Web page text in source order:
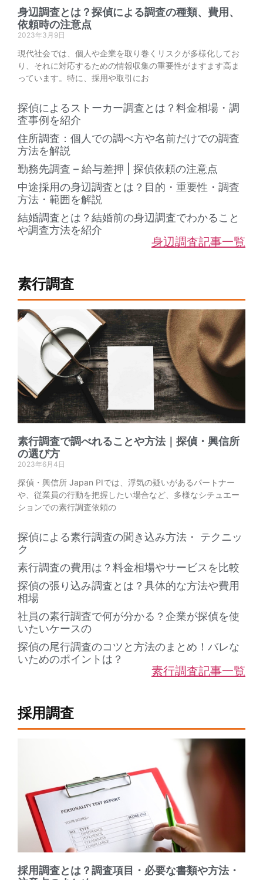
身辺調査とは？探偵による調査の種類、費用、
依頼時の注意点
2023年3月9日
現代社会では、個人や企業を取り巻くリスクが多様化してお
り、それに対応するための情報収集の重要性がますます高ま
っています。特に、採用や取引にお
探偵によるストーカー調査とは？料金相場・調
査事例を紹介
住所調査：個人での調べ方や名前だけでの調査
方法を解説
勤務先調査 – 給与差押 | 探偵依頼の注意点
中途採用の身辺調査とは？目的・重要性・調査
方法・範囲を解説
結婚調査とは？結婚前の身辺調査でわかること
や調査方法を紹介
身辺調査記事一覧
素行調査
素行調査で調べれることや方法｜探偵・興信所
の選び方
2023年6月4日
探偵・興信所 Japan PIでは、浮気の疑いがあるパートナー
や、従業員の行動を把握したい場合など、多様なシチュエー
ションでの素行調査依頼の
探偵による素行調査の聞き込み方法・ テクニッ
ク
素行調査の費用は？料金相場やサービスを比較
探偵の張り込み調査とは？具体的な方法や費用
相場
社員の素行調査で何が分かる？企業が探偵を使
いたいケースの
探偵の尾行調査のコツと方法のまとめ！バレな
いためのポイントは？
素行調査記事一覧
採用調査
採用調査とは？調査項目・必要な書類や方法・